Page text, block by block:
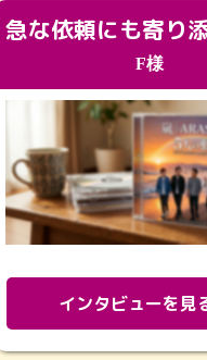
F様
インタビューを見